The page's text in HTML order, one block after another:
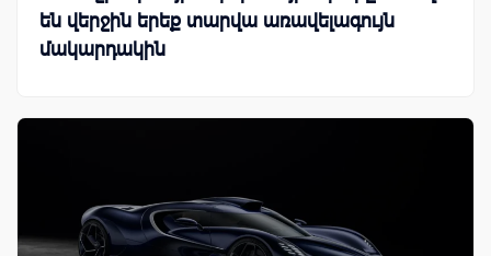
են վերջին երեք տարվա առավելագույն
մակարդակին